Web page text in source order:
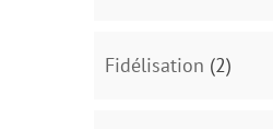
Fidélisation (2)